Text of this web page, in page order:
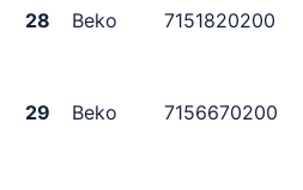
28
Beko 7151820200
29
Beko 7156670200